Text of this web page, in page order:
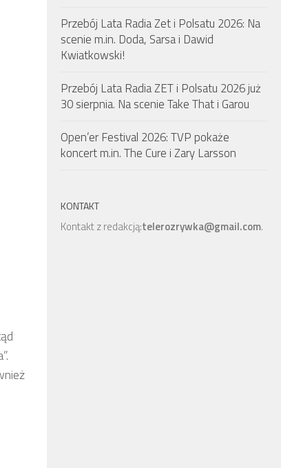
Przebój Lata Radia Zet i Polsatu 2026: Na
scenie m.in. Doda, Sarsa i Dawid
Kwiatkowski!
Przebój Lata Radia ZET i Polsatu 2026 już
30 sierpnia. Na scenie Take That i Garou
Open’er Festival 2026: TVP pokaże
koncert m.in. The Cure i Zary Larsson
KONTAKT
Kontakt z redakcją:telerozrywka@gmail.com.